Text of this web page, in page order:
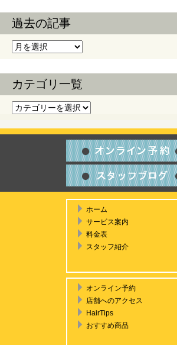
過去の記事
過去の記事
カテゴリ一覧
カテゴリ一覧
ホーム
サービス案内
料金表
スタッフ紹介
オンライン予約
店舗へのアクセス
HairTips
おすすめ商品